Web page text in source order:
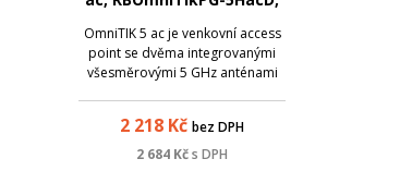
OmniTIK 5 ac je venkovní access
point se dvěma integrovanými
všesměrovými 5 GHz anténami
připojení 3G/4G modemu.
Omnitik 5 ac podporuje
2 218 Kč bez DPH
2 684 Kčs DPH